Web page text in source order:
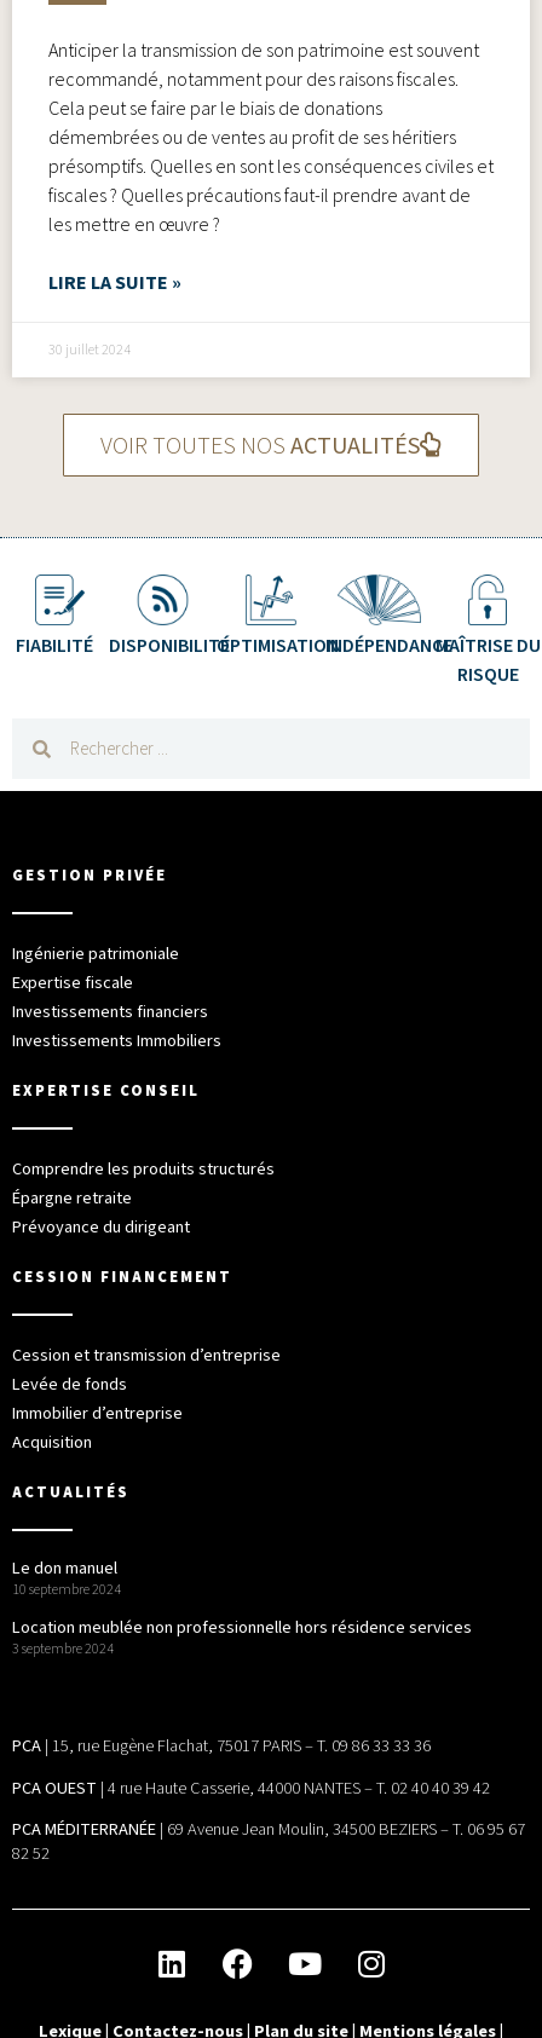
Anticiper la transmission de son patrimoine est souvent
recommandé, notamment pour des raisons fiscales.
Cela peut se faire par le biais de donations
démembrées ou de ventes au profit de ses héritiers
présomptifs. Quelles en sont les conséquences civiles et
fiscales ? Quelles précautions faut-il prendre avant de
les mettre en œuvre ?
LIRE LA SUITE »
30 juillet 2024
VOIR TOUTES NOS ACTUALITÉS
FIABILITÉ DISPONIBILITÉOPTIMISATIONINDÉPENDANCEMAÎTRISE DU
RISQUE
GESTION PRIVÉE
Ingénierie patrimoniale
Expertise fiscale
Investissements financiers
Investissements Immobiliers
EXPERTISE CONSEIL
Comprendre les produits structurés
Épargne retraite
Prévoyance du dirigeant
CESSION FINANCEMENT
Cession et transmission d’entreprise
Levée de fonds
Immobilier d’entreprise
Acquisition
ACTUALITÉS
Le don manuel
10 septembre 2024
Location meublée non professionnelle hors résidence services
3 septembre 2024
PCA| 15, rue Eugène Flachat, 75017 PARIS – T. 09 86 33 33 36
PCA OUEST | 4 rue Haute Casserie, 44000 NANTES – T. 02 40 40 39 42
PCA MÉDITERRANÉE| 69 Avenue Jean Moulin, 34500 BEZIERS – T. 06 95 67
82 52
Lexique| Contactez-nous| Plan du site| Mentions légales|